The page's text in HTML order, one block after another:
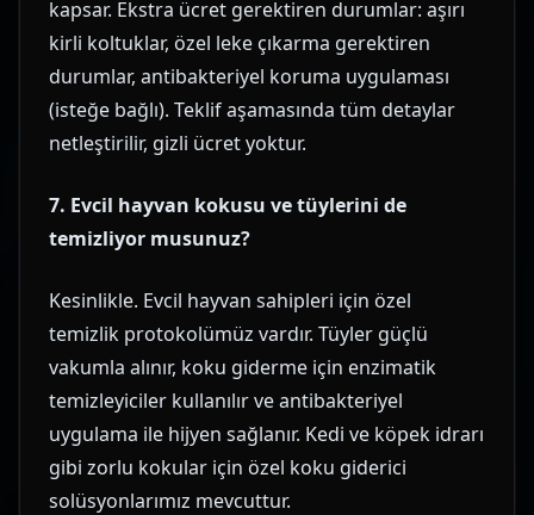
kapsar. Ekstra ücret gerektiren durumlar: aşırı
kirli koltuklar, özel leke çıkarma gerektiren
durumlar, antibakteriyel koruma uygulaması
(isteğe bağlı). Teklif aşamasında tüm detaylar
netleştirilir, gizli ücret yoktur.
7. Evcil hayvan kokusu ve tüylerini de
temizliyor musunuz?
Kesinlikle. Evcil hayvan sahipleri için özel
temizlik protokolümüz vardır. Tüyler güçlü
vakumla alınır, koku giderme için enzimatik
temizleyiciler kullanılır ve antibakteriyel
uygulama ile hijyen sağlanır. Kedi ve köpek idrarı
gibi zorlu kokular için özel koku giderici
solüsyonlarımız mevcuttur.